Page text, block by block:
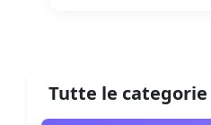
Tutte le categorie